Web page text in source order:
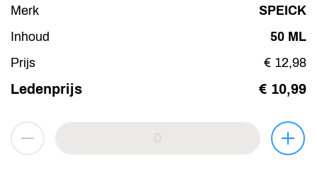
Merk
SPEICK
Inhoud
50 ML
Prijs
€ 12,98
Ledenprijs € 10,99